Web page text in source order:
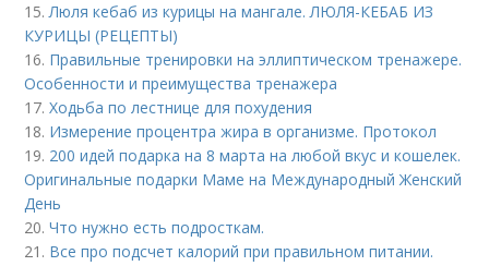
15.Люля кебаб из курицы на мангале. ЛЮЛЯ-КЕБАБ ИЗ
КУРИЦЫ (РЕЦЕПТЫ)
16. Правильные тренировки на эллиптическом тренажере.
Особенности и преимущества тренажера
17.Ходьба по лестнице для похудения
18. Измерение процентра жира в организме. Протокол
19. 200 идей подарка на 8 марта на любой вкус и кошелек.
Оригинальные подарки Маме на Международный Женский
День
20.Что нужно есть подросткам.
21. Все про подсчет калорий при правильном питании.